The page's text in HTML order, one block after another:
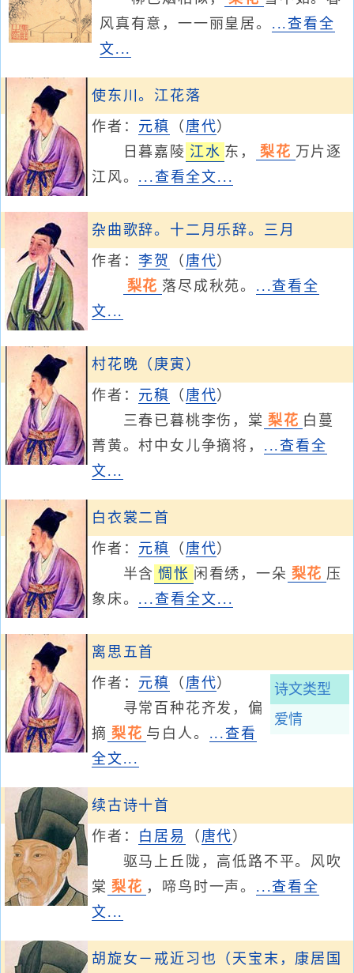
风真有意，一一丽皇居。 ...查看全
文...
使东川。江花落
作者： 元稹 （ 唐代）
日暮嘉陵 江水 东， 梨花 万片逐
江风。 ...查看全文...
杂曲歌辞。十二月乐辞。三月
作者：李贺 （ 唐代）
梨花 落尽成秋苑。 ...查看全
文...
村花晚（庚寅）
作者： 元稹 （ 唐代）
三春已暮桃李伤，棠 梨花 白蔓
菁黄。村中女儿争摘将， ...查看全
文...
白衣裳二首
作者： 元稹 （ 唐代）
半含 惆怅 闲看绣，一朵 梨花 压
象床。 ...查看全文...
离思五首
诗文类型
爱情
作者： 元稹 （ 唐代）
寻常百种花齐发，偏
摘 梨花 与白人。 ...查看
全文...
续古诗十首
作者： 白居易 （ 唐代 ）
驱马上丘陇，高低路不平。风吹
棠 梨花 ，啼鸟时一声。 ...查看全
文...
胡旋女－戒近习也（天宝末，康居国